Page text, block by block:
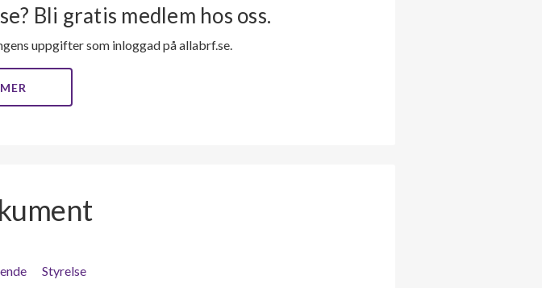
Bli gratis medlem hos oss.
uppgifter som inloggad på allabrf.se.
Styrelse